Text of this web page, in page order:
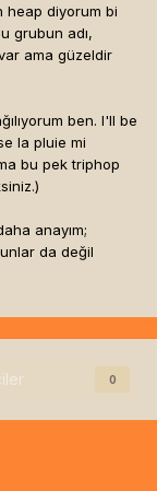
heap diyorum bi
grubun adı,
ama güzeldir
ben. I'll be
la pluie mi
bu pek triphop
anayım;
da değil
0